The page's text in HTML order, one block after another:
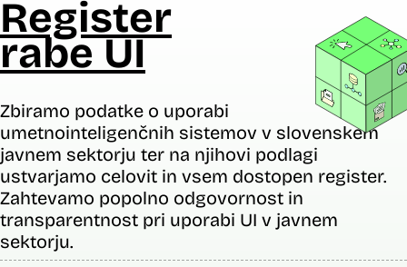
Register
rabe UI
Zbiramo podatke o uporabi
umetnointeligenčnih sistemov v slovenskem
javnem sektorju ter na njihovi podlagi
ustvarjamo celovit in vsem dostopen register.
Zahtevamo popolno odgovornost in
transparentnost pri uporabi UI v javnem
sektorju.